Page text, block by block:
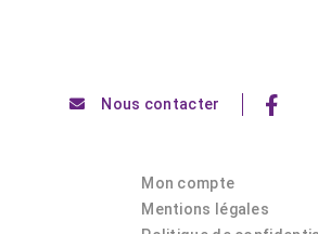
Nous contacter
Mon compte
Mentions légales